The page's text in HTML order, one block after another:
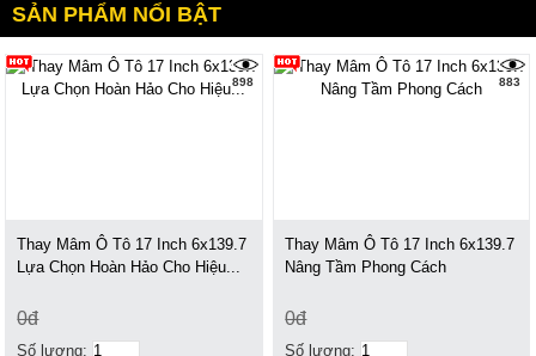
SẢN PHẨM NỔI BẬT
898
Thay Mâm Ô Tô 17 Inch 6x139.7
Lựa Chọn Hoàn Hảo Cho Hiệu...
0đ
Số lượng:
883
Thay Mâm Ô Tô 17 Inch 6x139.7
Nâng Tầm Phong Cách
0đ
Số lượng: